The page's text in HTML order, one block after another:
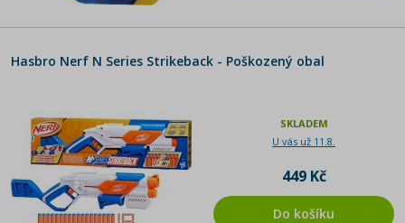
Hasbro Nerf N Series Strikeback - Poškozený obal
SKLADEM
U vás už 11.8.
449 Kč
Do košíku